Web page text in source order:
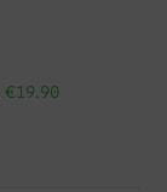
€19.90